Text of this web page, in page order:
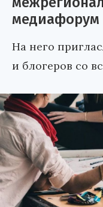
медиафорум
На него
и блогеров со